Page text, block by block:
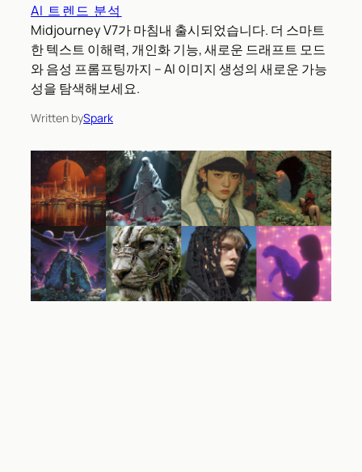
AI 트렌드 분석
Midjourney V7가 마침내 출시되었습니다. 더 스마트
한 텍스트 이해력, 개인화 기능, 새로운 드래프트 모드
와 음성 프롬프팅까지 – AI 이미지 생성의 새로운 가능
성을 탐색해보세요.
Written bySpark